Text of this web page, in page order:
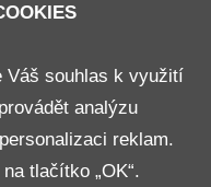
Váš souhlas k využití
analýzu
reklam.
tlačítko „OK“.